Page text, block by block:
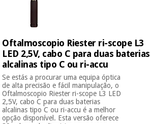
Oftalmoscopio Riester ri-scope L3
LED 2,5V, cabo C para duas baterias
alcalinas tipo C ou ri-accu
Se estás a procurar uma equipa óptica
de alta precisão e fácil manipulação, o
Oftalmoscopio Riester ri-scope L3 LED
2,5V, cabo C para duas baterias
alcalinas tipo C ou ri-accu é a melhor
opção disponível. Esta versão oferece